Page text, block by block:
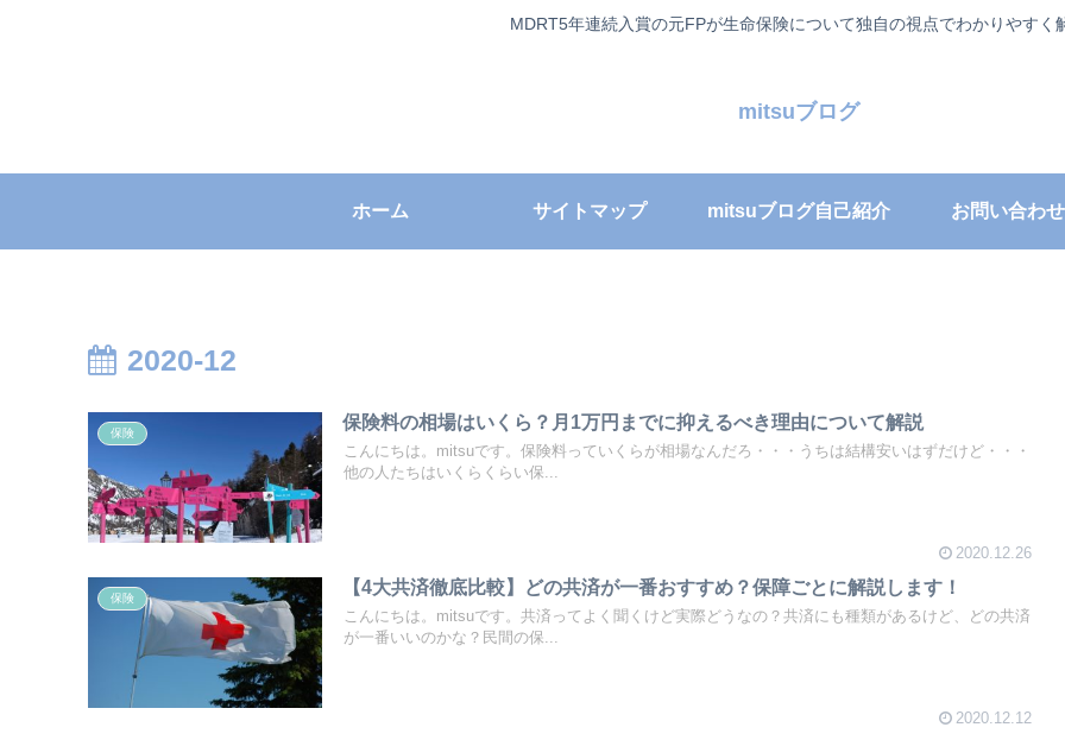
MDRT5年連続入賞の元FPが生命保険について独自の視点でわかりやすく
mitsuブログ
ホーム サイトマップ mitsuブログ自己紹介 お問い合わせ
2020-12
保険
保険料の相場はいくら？月1万円までに抑えるべき理由について解説
こんにちは。mitsuです。保険料っていくらが相場なんだろ・・・うちは結構安いはずだけど・・・
他の人たちはいくらくらい保...
2020.12.26
保険
【4大共済徹底比較】どの共済が一番おすすめ？保障ごとに解説します！
こんにちは。mitsuです。共済ってよく聞くけど実際どうなの？共済にも種類があるけど、どの共済
が一番いいのかな？民間の保...
2020.12.12